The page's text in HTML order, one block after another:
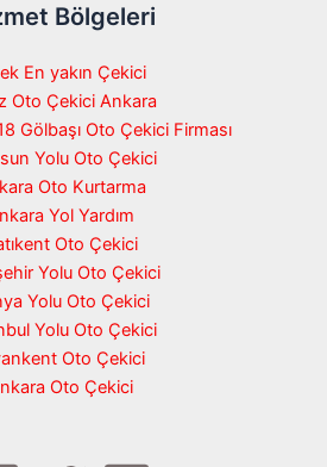
Bölgeleri
En yakın Çekici
Oto Çekici Ankara
Gölbaşı Oto Çekici Firması
Yolu Oto Çekici
Oto Kurtarma
Yol Yardım
Oto Çekici
Yolu Oto Çekici
Yolu Oto Çekici
Yolu Oto Çekici
Oto Çekici
Oto Çekici